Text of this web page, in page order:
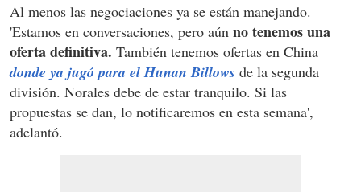
Al menos las negociaciones ya se están manejando.
'Estamos en conversaciones, pero aún no tenemos una
oferta definitiva. También tenemos ofertas en China
donde ya jugó para el Hunan Billows de la segunda
división. Norales debe de estar tranquilo. Si las
propuestas se dan, lo notificaremos en esta semana',
adelantó.